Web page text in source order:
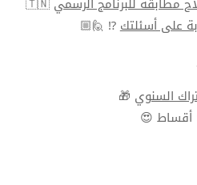
على أسئلتك⁉ 🙋🏼
السنوي 🎁